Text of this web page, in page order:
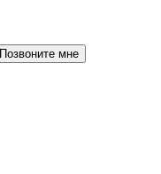
Позвоните мне